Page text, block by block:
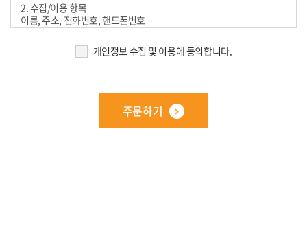
2. 수집/이용 항목
이름, 주소, 전화번호, 핸드폰번호
3. 보유 및 이용기간
개인정보 수집 및 이용목적이 달성된 후에는 예외 없이 해당 정보를
4. 개인정보처리담당
개인정보 수집 및 이용에 동의합니다.
주문하기